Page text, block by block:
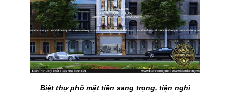
Biệt thự phố mặt tiền sang trọng, tiện nghi